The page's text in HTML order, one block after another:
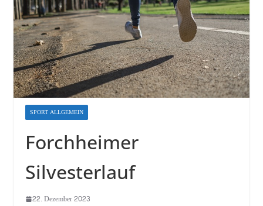
SPORT ALLGEMEIN
Forchheimer
Silvesterlauf
22. Dezember 2023